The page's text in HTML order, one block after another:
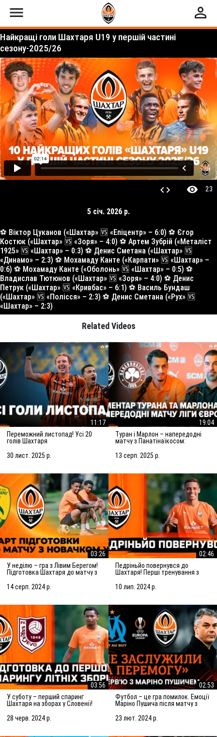
menu perm_identity
Найкращі голи Шахтаря U19 у першій частині
сезону-2025/26
code visibility 23
5 січ. 2026 р.
⚽️ Віктор Цуканов («Шахтар» 🆚 «Епіцентр» – 6:0) ⚽️ Єгор
Костюк («Шахтар» 🆚 «Зоря» – 4:0) ⚽️ Артем Зубрій («Металіст
1925» 🆚 «Шахтар» – 0:3) ⚽️ Денис Сметана («Шахтар» 🆚
«Динамо» – 2:3) ⚽️ Мохамаду Канте («Карпати» 🆚 «Шахтар» –
0:6) ⚽️ Мохамаду Канте («Оболонь» 🆚 «Шахтар» – 0:5) ⚽️
Владислав Тютюнов («Шахтар» 🆚 «Зоря» – 4:0) ⚽️ Денис
Петрук («Шахтар» 🆚 «Кривбас» – 6:1) ⚽️ Василь Бундаш
(«Шахтар» 🆚 «Полісся» – 2:3) ⚽️ Денис Сметана («Рух» 🆚
«Шахтар» – 2:3)
Related Videos
11:17
Переможний листопад! Усі 20
голів Шахтаря
30 лист. 2025 р.
19:04
Туран і Марлон – напередодні
матчу з Панатінаїкосом:
досягнення мети
13 серп. 2025 р.
03:26
У неділю – гра з Лівим Берегом!
Підготовка Шахтаря до матчу з
14 серп. 2024 р.
02:46
Педріньйо повернувся до
Шахтаря! Перші тренування з
10 лип. 2024 р.
03:56
У суботу – перший спаринг
Шахтаря на зборах у Словенії!
Сараєвом
28 черв. 2024 р.
02:53
Футбол – це гра помилок. Емоції
Маріно Пушича після матчу з
23 лют. 2024 р.